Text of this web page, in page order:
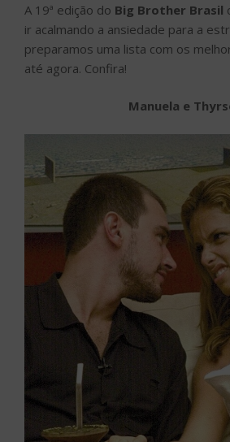
A 19ª edição do Big Brother Brasil
ir acalmando a ansiedade para a
preparamos uma lista com os
até agora. Confira!
Manuela e